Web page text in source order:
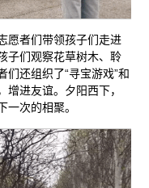
愿者们带领孩子们走进
子们观察花草树木、聆
们还组织了“寻宝游戏”和
进友谊。夕阳西下，
一次的相聚。